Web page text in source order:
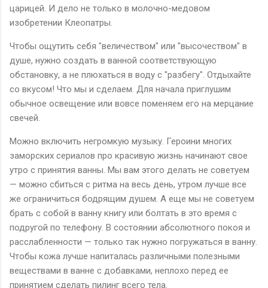
царицей. И дело не только в молочно-медовом
изобретении Клеопатры.
Чтобы ощутить себя "величеством" или "высочеством" в
душе, нужно создать в ванной соответствующую
обстановку, а не плюхаться в воду с "разбегу". Отдыхайте
со вкусом! Что мы и сделаем. Для начала приглушим
обычное освещение или вовсе поменяем его на мерцание
свечей.
Можно включить негромкую музыку. Героини многих
заморских сериалов про красивую жизнь начинают свое
утро с принятия ванны. Мы вам этого делать не советуем
— можно сбиться с ритма на весь день, утром лучше все
же ограничиться бодрящим душем. А еще мы не советуем
брать с собой в ванну книгу или болтать в это время с
подругой по телефону. В состоянии абсолютного покоя и
расслабленности — только так нужно погружаться в ванну.
Чтобы кожа лучше напиталась различными полезными
веществами в ванне с добавками, неплохо перед ее
принятием сделать пилинг всего тела.